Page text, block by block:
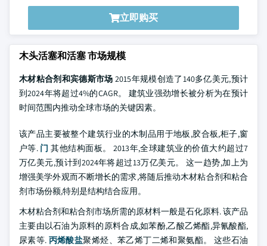
立即购买
木头活塞和活塞 市场规模
木材粘合剂和宾德斯市场 2015年规模创造了140多亿美元,预计
到2024年将超过4%的CAGR。 建筑业强劲增长被分析为在预计
时间范围内推动全球市场的关键因素。
该产品主要被整个建筑行业的木制品用于地板,胶合板,柜子,窗
户等. 门 其他结构面板。 2013年,全球建筑业的价值大约超过7
万亿美元,预计到2024年将超过13万亿美元。 这一趋势,加上为
增强美学外观而不断增长的需求,将随后推动木材粘合剂和粘合
剂市场份额,特别是结构结合应用。
木材粘合剂和粘合剂市场所需的原材料一般是石化原料. 该产品
主要由以石油为原料的原料合成,如苯酚,乙酸乙烯酯,异氰酸酯,
尿素等. 丙烯酸盐聚烯烃、苯乙烯丁二烯和聚氨酯。 这些石油